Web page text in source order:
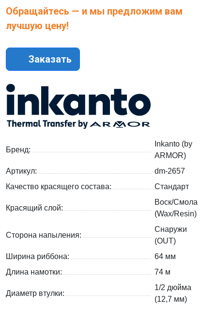
Обращайтесь — и мы предложим вам
лучшую цену!
Заказать
Бренд:
Inkanto (by
ARMOR)
Артикул:
dm-2657
Качество красящего состава:
Стандарт
Красящий слой:
Воск/Смола
(Wax/Resin)
Сторона напыления:
Снаружи
(OUT)
Ширина риббона:
64 мм
Длина намотки:
74 м
Диаметр втулки:
1/2 дюйма
(12,7 мм)